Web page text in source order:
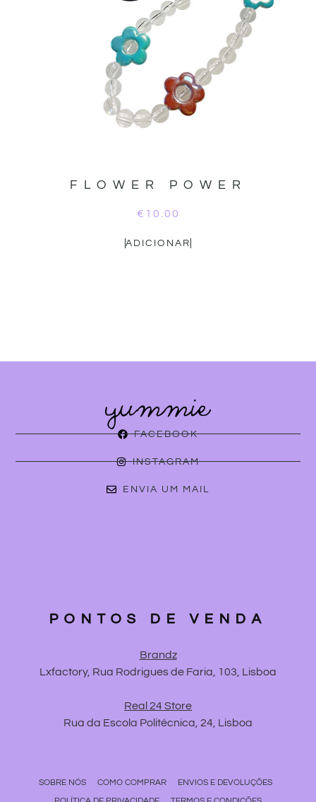
FLOWER POWER
€ 10.00
ADICIONAR
FACEBOOK
INSTAGRAM
ENVIA UM MAIL
PONTOS DE VENDA
Brandz
Lxfactory, Rua Rodrigues de Faria, 103, Lisboa
Real 24 Store
Rua da Escola Politécnica, 24, Lisboa
SOBRE NÓS COMO COMPRAR
ENVIOS E DEVOLUÇÕES